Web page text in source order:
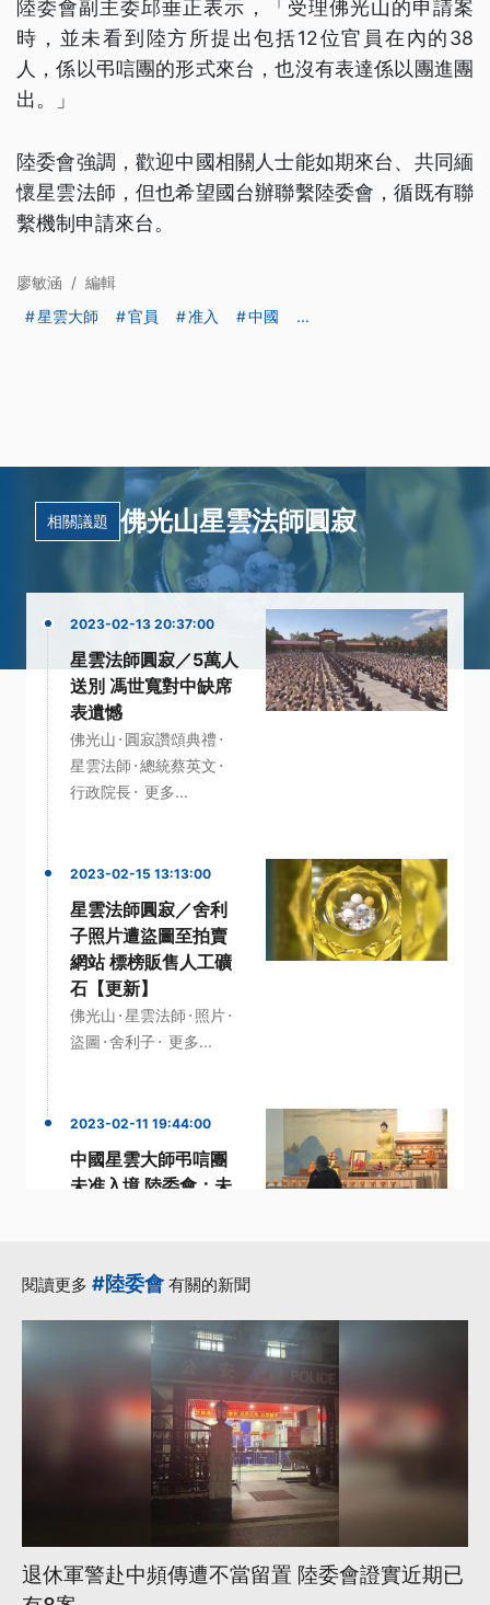
陸委會副主委邱垂正表示，「受理佛光山的申請案
時，並未看到陸方所提出包括12位官員在內的38
人，係以弔唁團的形式來台，也沒有表達係以團進團
出。」
陸委會強調，歡迎中國相關人士能如期來台、共同緬
懷星雲法師，但也希望國台辦聯繫陸委會，循既有聯
繫機制申請來台。
廖敏涵 / 編輯
星雲大師
官員 准入 中國 ...
相關議題 佛光山星雲法師圓寂
2023-02-13 20:37:00
星雲法師圓寂／5萬人
送別 馮世寬對中缺席
表遺憾
佛光山 · 圓寂讚頌典禮 ·
星雲法師 ·總統蔡英文 ·
行政院長· 更多...
2023-02-15 13:13:00
星雲法師圓寂／舍利
子照片遭盜圖至拍賣
網站 標榜販售人工礦
石【更新】
佛光山 ·星雲法師 · 照片·
盜圖 ·舍利子· 更多...
2023-02-11 19:44:00
中國星雲大師弔唁團
未准入境 陸委會：未
更多...
閱讀更多 #陸委會 有關的新聞
退休軍警赴中頻傳遭不當留置 陸委會證實近期已